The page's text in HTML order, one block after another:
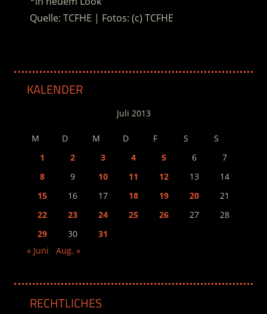
Quelle: TCFHE | Fotos: (c) TCFHE
KALENDER
Juli 2013
M D M D F S
S
1
2 3 4 5 6
7
8
9 10 11 12 13
14
15
16 17 18 19 20
21
22
23 24 25 26 27
28
29
30
31
« Juni
Aug. »
RECHTLICHES